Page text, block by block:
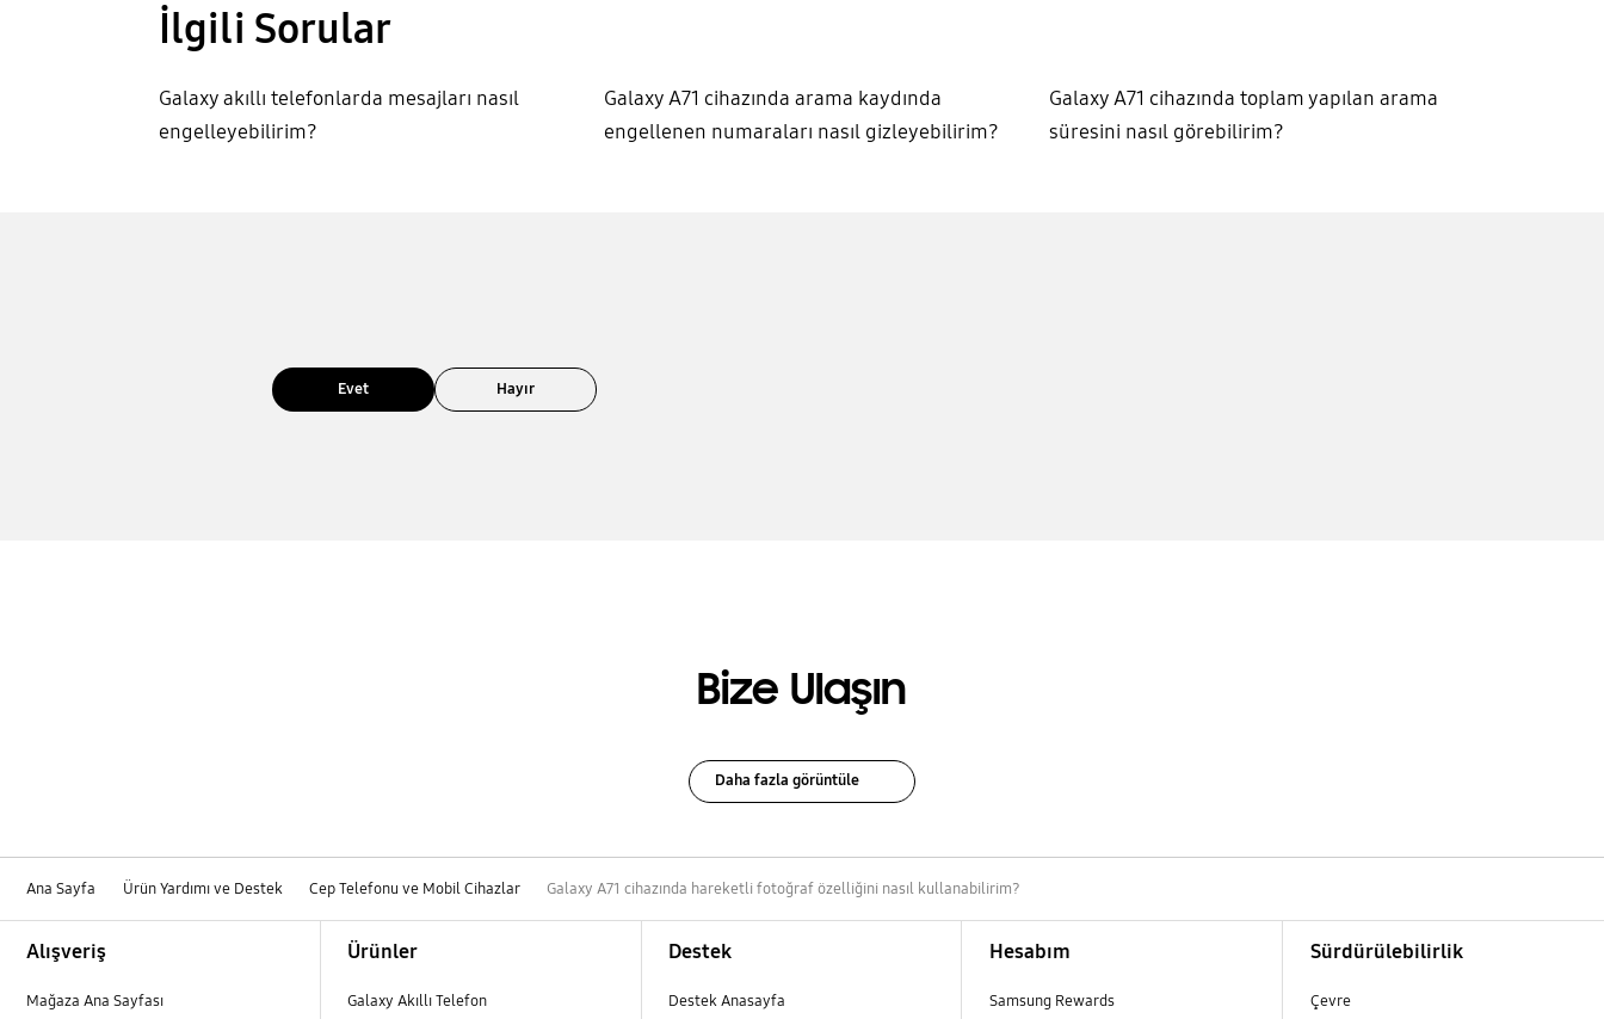
İlgili Sorular
Galaxy akıllı telefonlarda mesajları nasıl
engelleyebilirim?
Galaxy A71 cihazında arama kaydında
engellenen numaraları nasıl gizleyebilirim?
Galaxy A71 cihazında toplam yapılan arama
süresini nasıl görebilirim?
Evet Hayır
Bize Ulaşın
Daha fazla görüntüle
Ana Sayfa Ürün Yardımı ve Destek Cep Telefonu ve Mobil Cihazlar Galaxy A71 cihazında hareketli fotoğraf özelliğini nasıl kullanabilirim?
Alışveriş
Mağaza Ana Sayfası
Ürünler
Galaxy Akıllı Telefon
Destek
Destek Anasayfa
Hesabım
Samsung Rewards
Sürdürülebilirlik
Çevre